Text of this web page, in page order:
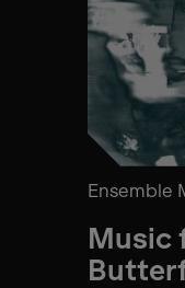
Ensemble
Music